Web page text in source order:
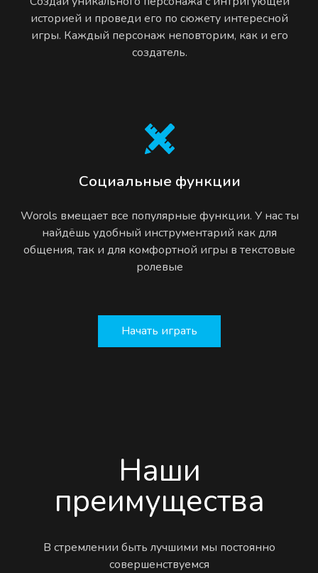
историей и проведи его по сюжету интересной
игры. Каждый персонаж неповторим, как и его
создатель.
Социальные функции
Worols вмещает все популярные функции. У нас ты
найдёшь удобный инструментарий как для
общения, так и для комфортной игры в текстовые
ролевые
Начать играть
Наши
преимущества
В стремлении быть лучшими мы постоянно
совершенствуемся